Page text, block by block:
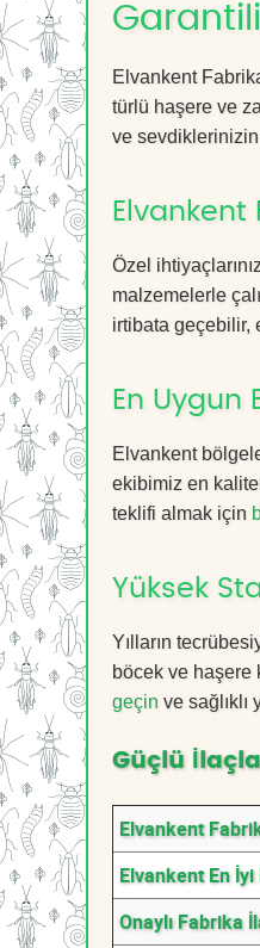
Elvankent
türlü haşere ve
ve sevdiklerinizin
Elvankent
Özel
malzemelerle
irtibata geçebilir,
En Uygun
Elvankent
ekibimiz en
teklifi almak için
Yüksek
Yılların
böcek ve haşere
geçin ve sağlıklı
Güçlü
Elvankent
Elvankent En
Onaylı Fabrika